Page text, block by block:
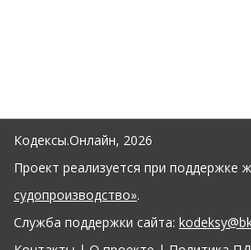
Кодексы.Онлайн, 2026
Проект реализуется при поддержке
судопроизводство».
Служба поддержки сайта: